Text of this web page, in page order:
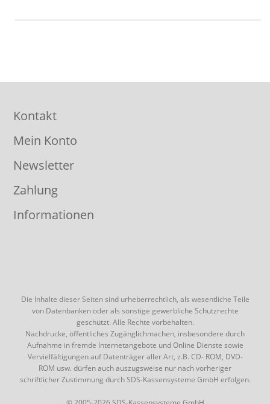
Kontakt
Mein Konto
Newsletter
Zahlung
Informationen
Die Inhalte dieser Seiten sind urheberrechtlich, als wesentliche Teile
von Datenbanken oder als sonstige gewerbliche Schutzrechte
geschützt. Alle Rechte vorbehalten.
Nachdrucke, öffentliches Zugänglichmachen, insbesondere durch
Aufnahme in fremde Internetangebote und Online Dienste sowie
Vervielfältigungen auf Datenträger aller Art, z.B. CD- ROM, DVD-
ROM usw. dürfen auch auszugsweise nur nach vorheriger
schriftlicher Zustimmung durch SDS-Kassensysteme GmbH erfolgen.